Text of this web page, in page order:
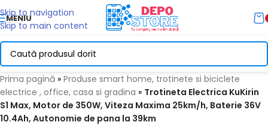
Skip to navigation
Skip to main content
MENIU
Prima pagină » Produse smart home, trotinete si biciclete
electrice , office, casa si gradina » Trotineta Electrica KuKirin
S1 Max, Motor de 350W, Viteza Maxima 25km/h, Baterie 36V
10.4Ah, Autonomie de pana la 39km